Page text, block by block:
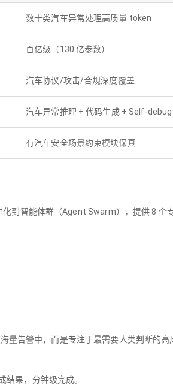
数十类汽车异常处理高质量 token
百亿级（130 亿参数）
汽车协议/攻击/合规深度覆盖
汽车异常推理 + 代码生成 + Self-debug
有汽车安全场景约束模块保真
到智能体群（Agent Swarm），提供 8 个
告警中，而是专注于最需要人类判断的高
果，分钟级完成。